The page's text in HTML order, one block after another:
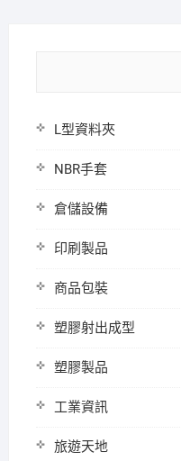
L型資料夾
NBR手套
倉儲設備
印刷製品
商品包裝
塑膠射出成型
塑膠製品
工業資訊
旅遊天地